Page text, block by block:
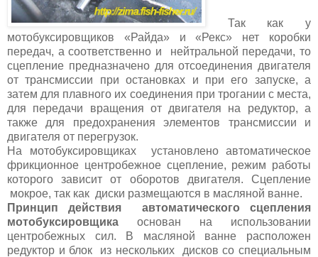
Так как у
мотобуксировщиков «Райда» и «Рекс» нет коробки
передач, а соответственно и нейтральной передачи, то
сцепление предназначено для отсоединения двигателя
от трансмиссии при остановках и при его запуске, а
затем для плавного их соединения при трогании с места,
для передачи вращения от двигателя на редуктор, а
также для предохранения элементов трансмиссии и
двигателя от перегрузок.
На мотобуксировщиках установлено автоматическое
фрикционное центробежное сцепление, режим работы
которого зависит от оборотов двигателя. Сцепление
мокрое, так как диски размещаются в масляной ванне.
Принцип действия автоматического сцепления
мотобуксировщика основан на использовании
центробежных сил. В масляной ванне расположен
редуктор и блок из нескольких дисков со специальным